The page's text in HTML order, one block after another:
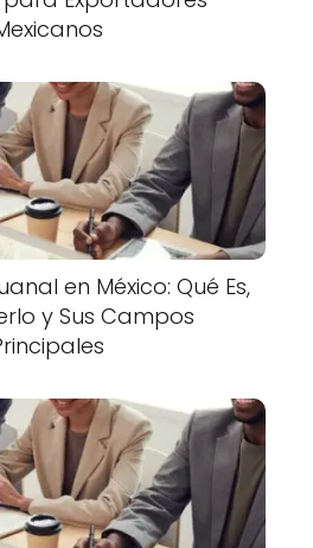
en México: Qué Es,
y Sus Campos